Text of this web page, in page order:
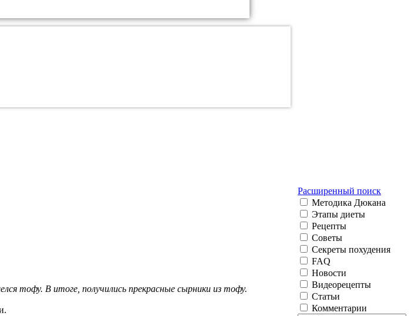
тофу. В итоге, получились прекрасные сырники из тофу.
Расширенный поиск
Методика Дюкана
Этапы диеты
Рецепты
Советы
Секреты похудения
FAQ
Новости
Видеорецепты
Статьи
Комментарии